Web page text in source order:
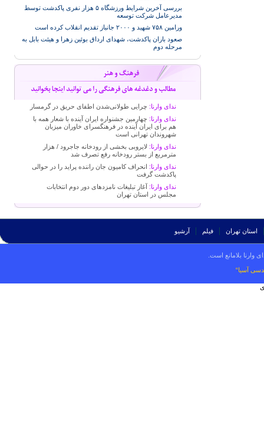
بررسی آخرین شرایط ورزشگاه ۵ هزار نفری پاکدشت توسط
مدیرعامل شرکت توسعه
ورامین ۷۵۸ شهید و ۲۰۰۰ جانباز تقدیم انقلاب کرده است
صعود باران پاکدشت، شهدای ارداق بوئین زهرا و هیئت بابل به
مرحله دوم
ندای وارنا: چرایی طولانی‌شدن اطفای حریق در گرمسار
ندای وارنا: چهارمین جشنواره ایران آینده با شعار همه با
هم برای ایران آینده در فرهنگسرای خاوران میزبان
شهروندان تهرانی است
ندای وارنا: لایروبی بخشی از رودخانه جاجرود / هزار
مترمربع از بستر رودخانه رفع تصرف شد
ندای وارنا: انحراف کامیون جان راننده پراید را در حوالی
پاکدشت گرفت
ندای وارنا: آغاز تبلیغات نامزدهای دور دوم انتخابات
مجلس در استان تهران
استان تهران فیلم آرشیو
وارنا بلامانع است.
آسیا“